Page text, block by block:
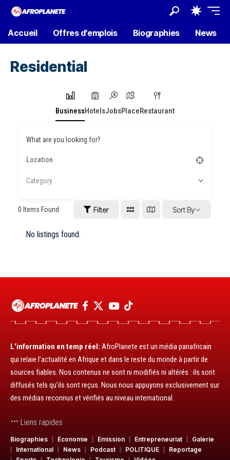
Accueil Offres d’emplois Biographies News
Residential
BusinessHotelsJobsPlaceRestaurant
What are you looking for?
Category
0 Items Found Filter Sort By
No listings found.
L'information en temp réel: AfroPlanete est un média panafricain
qui relaie l’actualité en Afrique et dans le reste du monde à partir de
sources fiables. Nos contenus ne sont ni modifiés ni altérés : ils sont
diffusés tels qu’ils sont reçus. Nous nous appuyons exclusivement sur
des médias reconnus et vérifiés au niveau international.
Liens rapides
Biographies Economie Emission Entrepreneuriat
Galerie
International
News Podcast POLITIQUE
Reportage